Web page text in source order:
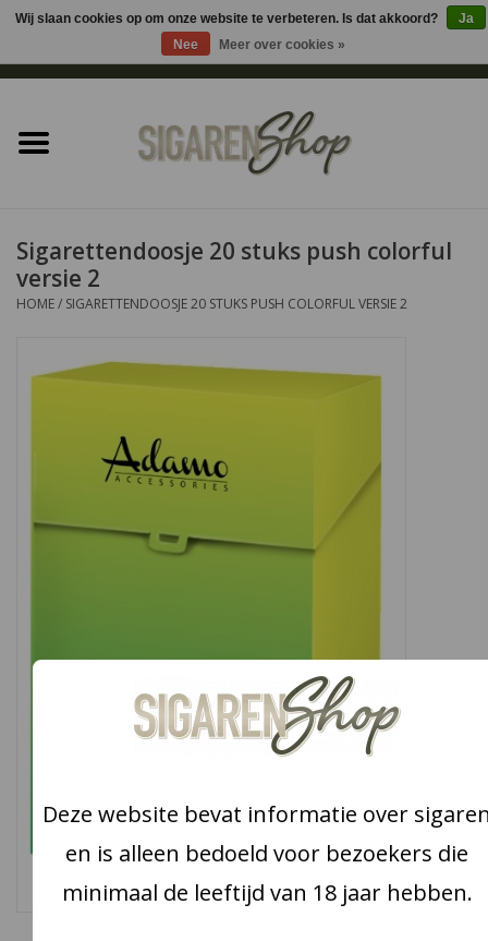
Sigaren accessoires
Shag accessoires
Snoep
Koffie en thee
Sigarettendoosje 20 stuks push colorful
versie 2
HOME/ SIGARETTENDOOSJE 20 STUKS PUSH COLORFUL VERSIE 2
Wij slaan cookies op om onze website te verbeteren. Is dat akkoord?
Ja
Nee
Meer over cookies »
Deze website bevat informatie over
en is alleen bedoeld voor bezoekers die
minimaal de leeftijd van 18 jaar hebben.